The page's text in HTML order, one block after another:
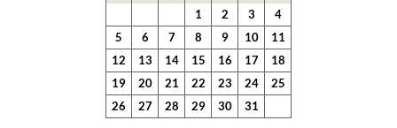
1 2 3
4
5
6 7 8 9 10
11
12
13 14 15 16 17
18
19
20 21 22 23 24
25
26
27 28 29 30 31